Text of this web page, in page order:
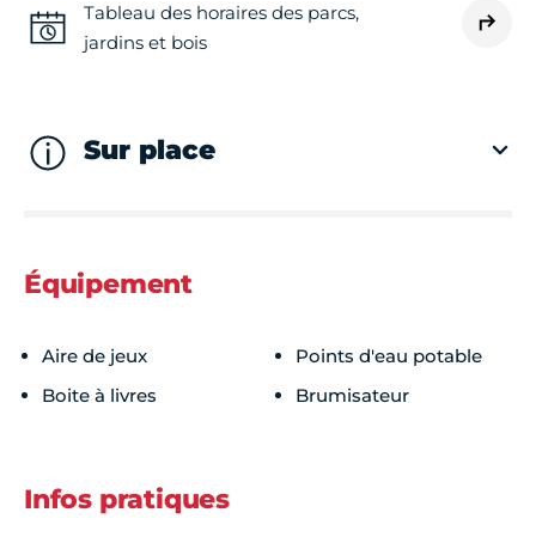
Tableau des horaires des parcs,
jardins et bois
Sur place
Équipement
Aire de jeux
Points d'eau potable
Boite à livres
Brumisateur
Infos pratiques